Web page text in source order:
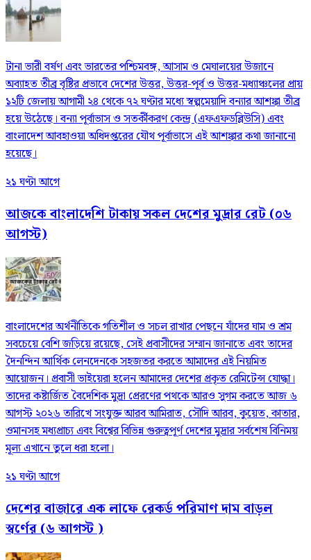
টানা ভারী বর্ষণ এবং ভারতের পশ্চিমবঙ্গ, আসাম ও মেঘালয়ের উজানে
অব্যাহত তীব্র বৃষ্টির প্রভাবে দেশের উত্তর, উত্তর-পূর্ব ও উত্তর-মধ্যাঞ্চলের প্রায়
১২টি জেলায় আগামী ২৪ থেকে ৭২ ঘণ্টার মধ্যে স্বল্পমেয়াদি বন্যার আশঙ্কা তীব্র
হয়ে উঠেছে। বন্যা পূর্বাভাস ও সতর্কীকরণ কেন্দ্র (এফএফডব্লিউসি) এবং
বাংলাদেশ আবহাওয়া অধিদপ্তরের যৌথ পূর্বাভাসে এই আশঙ্কার কথা জানানো
হয়েছে।
২১ ঘণ্টা আগে
আজকে বাংলাদেশি টাকায় সকল দেশের মুদ্রার রেট (০৬
আগস্ট)
বাংলাদেশের অর্থনীতিকে গতিশীল ও সচল রাখার পেছনে যাঁদের ঘাম ও শ্রম
সবচেয়ে বেশি জড়িয়ে রয়েছে, সেই প্রবাসীদের সম্মান জানাতে এবং তাদের
দৈনন্দিন আর্থিক লেনদেনকে সহজতর করতে আমাদের এই নিয়মিত
আয়োজন। প্রবাসী ভাইয়েরা হলেন আমাদের দেশের প্রকৃত রেমিটেন্স যোদ্ধা।
তাদের কষ্টার্জিত বৈদেশিক মুদ্রা প্রেরণের পথকে আরও সুগম করতে আজ ৬
আগস্ট ২০২৬ তারিখে সংযুক্ত আরব আমিরাত, সৌদি আরব, কুয়েত, কাতার,
ওমানসহ মধ্যপ্রাচ্য এবং বিশ্বের বিভিন্ন গুরুত্বপূর্ণ দেশের মুদ্রার সর্বশেষ বিনিময়
মূল্য এখানে তুলে ধরা হলো।
২১ ঘণ্টা আগে
দেশের বাজারে এক লাফে রেকর্ড পরিমাণ দাম বাড়ল
স্বর্ণের (৬ আগস্ট )